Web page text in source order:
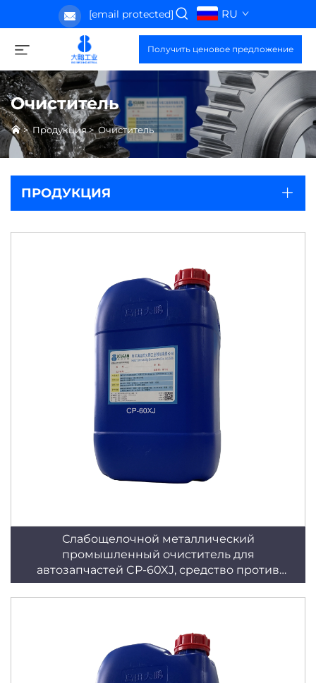
[email protected] RU
Получить ценовое предложение
Очиститель
>Продукция>Очиститель
ПРОДУКЦИЯ
Слабощелочной металлический
промышленный очиститель для
автозапчастей CP-60XJ, средство против
коррозии